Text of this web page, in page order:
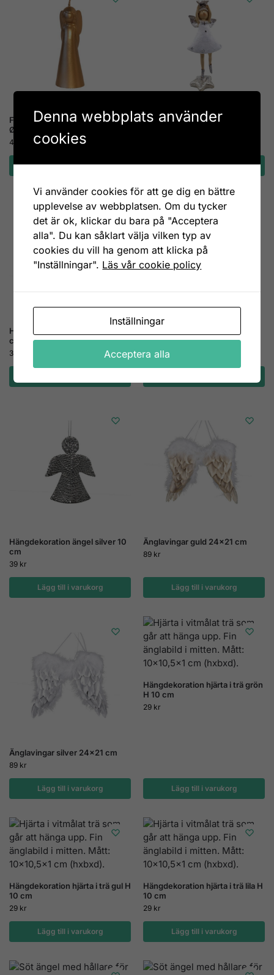
Figurljus Ängel Kopparguld
Ø4,8 cm H13 cm
49
Lägg till i varukorg
Dansande ängel H 19,5 cm
Lägg till i varukorg
Hängdekoration ängel guld 10
cm
39
Hängdekoration ängel silver 10
cm
39 kr
Lägg till i varukorg
Änglavingar guld 24×21 cm
89 kr
Lägg till i varukorg
Änglavingar silver 24×21 cm
89 kr
Lägg till i varukorg
Hängdekoration hjärta i trä grön
H 10 cm
29 kr
Lägg till i varukorg
Hängdekoration hjärta i trä gul H
10 cm
29 kr
Lägg till i varukorg
Hängdekoration hjärta i trä lila H
10 cm
29 kr
Lägg till i varukorg
Denna webbplats använder
cookies
Vi använder cookies för att ge dig en bättre
upplevelse av webbplatsen. Om du tycker
det är ok, klickar du bara på "Acceptera
alla". Du kan såklart välja vilken typ av
cookies du vill ha genom att klicka på
"Inställningar". Läs vår cookie policy
Inställningar
Acceptera alla